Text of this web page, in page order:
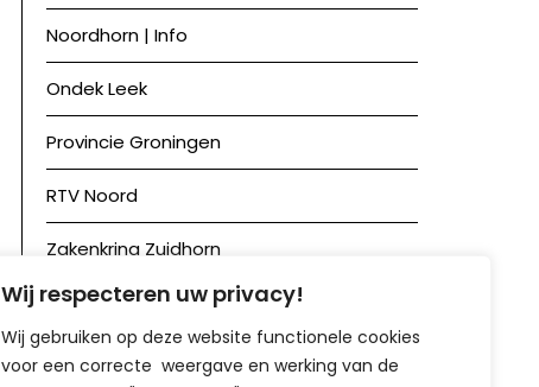
Wij respecteren uw privacy!
Wij gebruiken op deze website functionele cookies
voor een correcte weergave en werking van de
Noordhorn | Info
Ondek Leek
Provincie Groningen
RTV Noord
Zakenkring Zuidhorn
Zuidhorn in Beeld
Achief